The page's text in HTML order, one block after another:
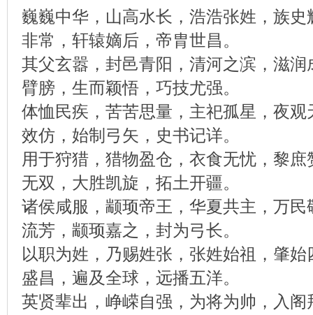
巍巍中华，山高水长，浩浩张姓，族
非常，轩辕嫡后，帝胄世昌。
其父玄嚣，封邑青阳，清河之滨，滋
臂膀，生而颖悟，巧技尤强。
体恤民疾，苦苦思量，主祀孤星，夜
效仿，始制弓矢，史书记详。
用于狩猎，猎物盈仓，衣食无忧，黎
无双，大胜凯旋，拓土开疆。
诸侯咸服，颛顼帝王，华夏共主，万
流芳，颛顼嘉之，封为弓长。
以职为姓，乃赐姓张，张姓始祖，肇
盛昌，遍及全球，远播五洋。
英贤辈出，峥嵘自强，为将为帅，入